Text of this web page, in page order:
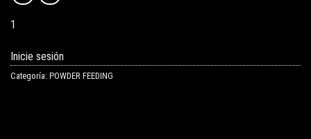
1
Inicie sesión
Categoría: POWDER FEEDING